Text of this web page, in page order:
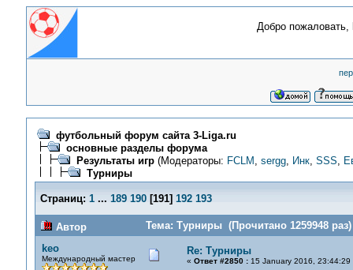
Добро пожаловать,
футбольный форум сайта 3-Liga.ru
основные разделы форума
Результаты игр(Модераторы: FCLM , sergg, Инк, SSS,
Турниры
Страниц: 1 ... 189 190[191] 192 193
Автор
Тема: Турниры (Прочитано 1259948 раз)
keo
Международный мастер
Re: Турниры
« Ответ #2850 :15 January 2016, 23:44:29